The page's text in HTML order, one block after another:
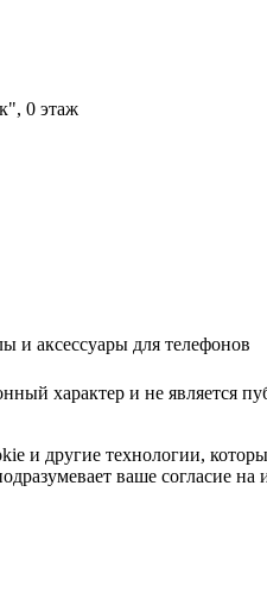
0 этаж
и аксессуары для телефонов
характер и не является
и другие технологии,
ваше согласие на